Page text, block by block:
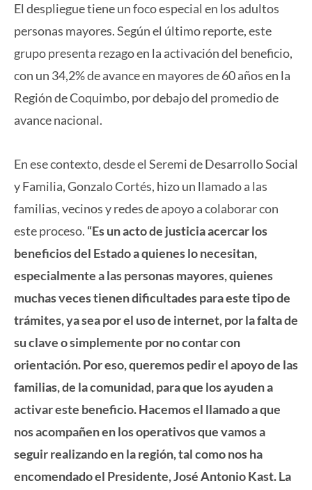
El despliegue tiene un foco especial en los adultos
personas mayores. Según el último reporte, este
grupo presenta rezago en la activación del beneficio,
con un 34,2% de avance en mayores de 60 años en la
Región de Coquimbo, por debajo del promedio de
avance nacional.
En ese contexto, desde el Seremi de Desarrollo Social
y Familia, Gonzalo Cortés, hizo un llamado a las
familias, vecinos y redes de apoyo a colaborar con
este proceso. “Es un acto de justicia acercar los
beneficios del Estado a quienes lo necesitan,
especialmente a las personas mayores, quienes
muchas veces tienen dificultades para este tipo de
trámites, ya sea por el uso de internet, por la falta de
su clave o simplemente por no contar con
orientación. Por eso, queremos pedir el apoyo de las
familias, de la comunidad, para que los ayuden a
activar este beneficio. Hacemos el llamado a que
nos acompañen en los operativos que vamos a
seguir realizando en la región, tal como nos ha
encomendado el Presidente, José Antonio Kast. La